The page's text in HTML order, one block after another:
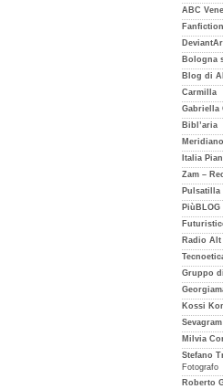
ABC
Fanfiction
Bologna
Blog di
Carmilla
Gabriella
Bibl’aria
Italia
Zam –
Pulsatilla
PiùBLOG
Radio Alt
Gruppo
Kossi
Sevagram
Milvia
Stefano
Fotografo
Roberto